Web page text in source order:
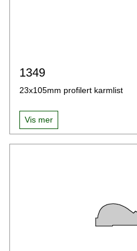
1349
23x105mm profilert karmlist
Vis mer